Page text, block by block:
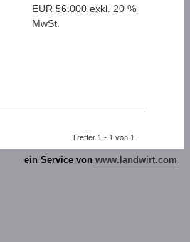
EUR 56.000 exkl. 20 %
MwSt.
Treffer 1 - 1 von 1
ein Service von www.landwirt.com